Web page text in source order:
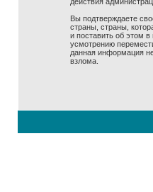
Вы подтверждаете
страны, страны,
и поставить об этом
усмотрению
данная информация
взлома.